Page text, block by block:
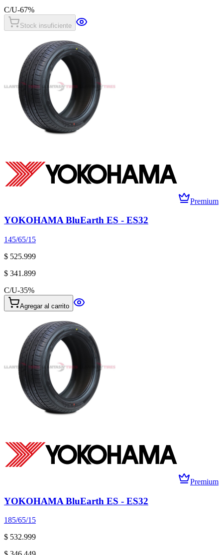
C/U-67%
Stock insuficiente
Premium
YOKOHAMA BluEarth ES - ES32
145/65/15
$ 525.999
$ 341.899
C/U-35%
Agregar al carrito
Premium
YOKOHAMA BluEarth ES - ES32
185/65/15
$ 532.999